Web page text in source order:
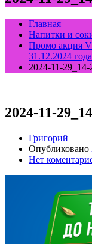
Главная
Напитки и
Промо акция
31.12.2024
2024-11-29_14-
2024-11-
Григорий
Опубликовано
Нет